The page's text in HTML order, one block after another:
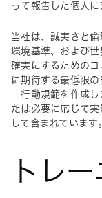
って報告した個人
当社は、誠実さと倫
環境基準、および
確実にするためのコ
に期待する最低限
ー行動規範を作成
たは必要に応じて
して含まれています。
トレ